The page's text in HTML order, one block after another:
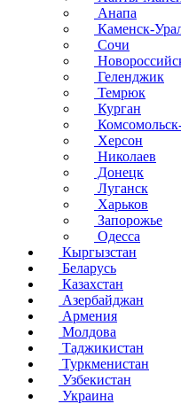
Анапа
Каменск-
Сочи
Геленджик
Темрюк
Курган
Херсон
Николаев
Донецк
Луганск
Харьков
Запорожье
Одесса
Кыргызстан
Беларусь
Казахстан
Азербайджан
Армения
Молдова
Таджикистан
Туркменистан
Узбекистан
Украина